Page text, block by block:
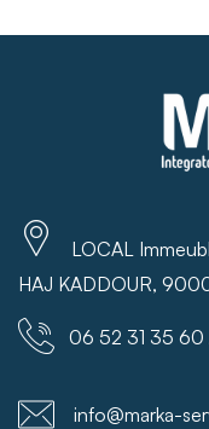
LOCAL
HAJ KADDOUR,
06 52 31 35
info@marka-